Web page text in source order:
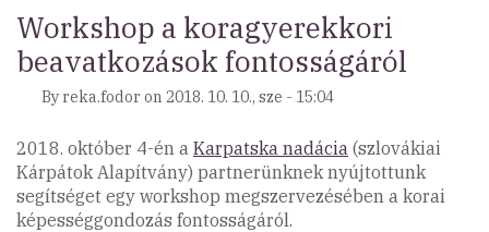
(kis)közösségek,
civil
szervezetek
helyzetéről”
konferenciánk)
Workshop a koragyerekkori
beavatkozások fontosságáról
By reka.fodor on 2018. 10. 10., sze - 15:04
2018. október 4-én a Karpatska nadácia (szlovákiai
Kárpátok Alapítvány) partnerünknek nyújtottunk
segítséget egy workshop megszervezésében a korai
képességgondozás fontosságáról.